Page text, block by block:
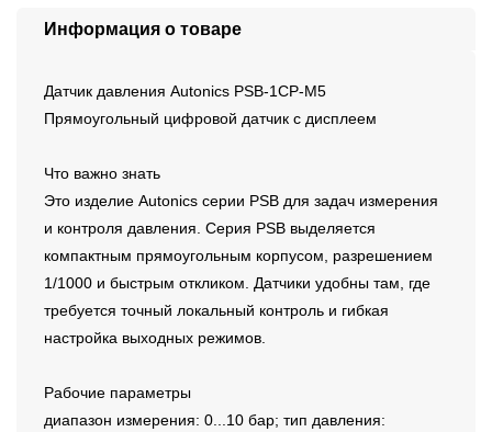
Информация о товаре
Датчик давления Autonics PSB-1CP-M5
Прямоугольный цифровой датчик с дисплеем
Что важно знать
Это изделие Autonics серии PSB для задач измерения
и контроля давления. Серия PSB выделяется
компактным прямоугольным корпусом, разрешением
1/1000 и быстрым откликом. Датчики удобны там, где
требуется точный локальный контроль и гибкая
настройка выходных режимов.
Рабочие параметры
диапазон измерения: 0...10 бар; тип давления: